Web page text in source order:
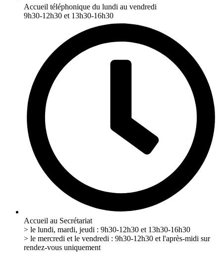
Accueil téléphonique du lundi au vendredi
9h30-12h30 et 13h30-16h30
Accueil au Secrétariat
> le lundi, mardi, jeudi : 9h30-12h30 et 13h30-16h30
> le mercredi et le vendredi : 9h30-12h30 et l'après-midi sur
rendez-vous uniquement